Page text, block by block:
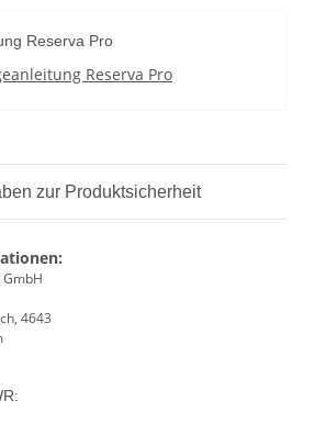
Reserva Pro
Reserva Pro
zur Produktsicherheit
4643